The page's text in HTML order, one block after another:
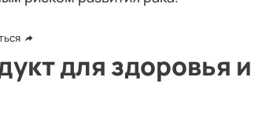
для здоровья и